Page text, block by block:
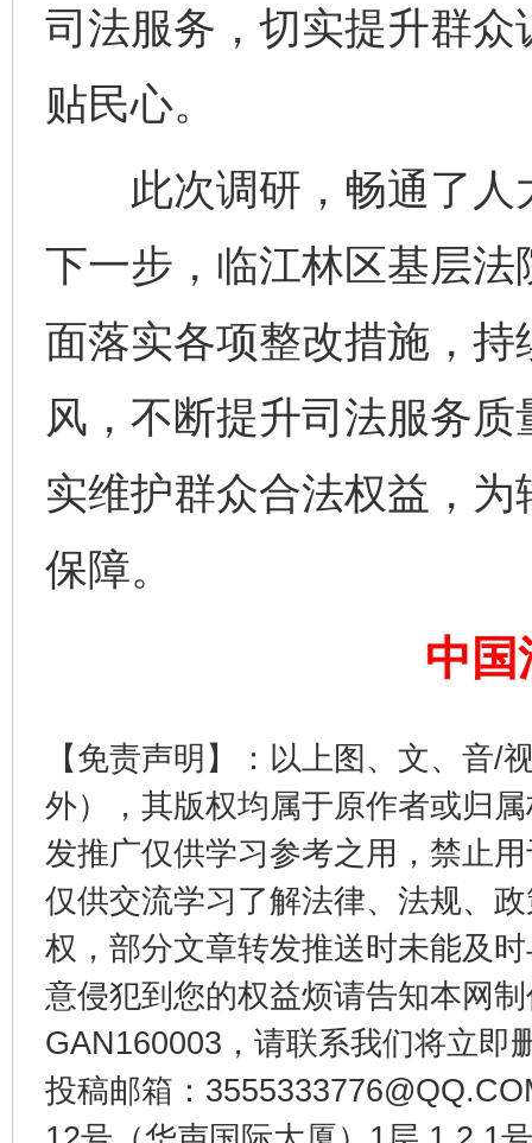
司法服务，切实提升群
贴民心。
此次调研，畅通了人
下一步，临江林区基层
面落实各项整改措施，
风，不断提升司法服务
实维护群众合法权益，
保障。
中国
【免责声明】：以上图、文、音/
外），其版权均属于原作者或归
发推广仅供学习参考之用，禁止
仅供交流学习了解法律、法规、
权，部分文章转发推送时未能及
意侵犯到您的权益烦请告知本网
GAN160003，请联系我们将立即
投稿邮箱：
完善运行机制助力责任有效落实 一纸欠
千年窑火 生生不息 一